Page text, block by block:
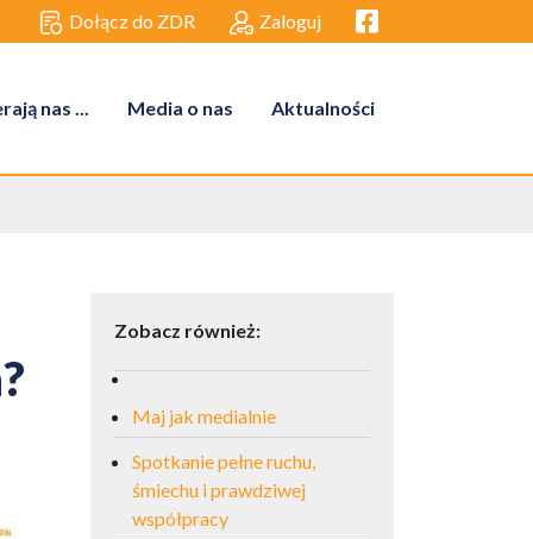
Dołącz do ZDR Zaloguj Facebook link
nas ... Media o nas Aktualności
Zobacz również:
Maj jak medialnie
Spotkanie pełne ruchu,
śmiechu i prawdziwej
współpracy